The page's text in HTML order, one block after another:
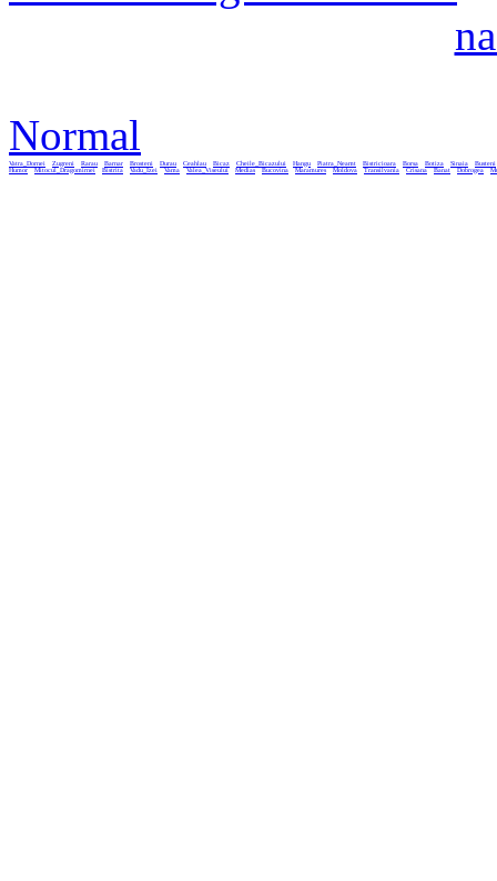
Normal
Vatra_Dornei Zugreni Rarau Barnar Brosteni Durau Ceahlau Bicaz Cheile_Bicazului Hangu Piatra_Neamt Bistricioara Borsa Botiza Sinaia
Busteni
Humor
Mitocul_Dragomirnei Bistrita Vadu_Izei Vama Valea_Viseului Medias Bucovina Maramures Moldova Transilvania Crisana Banat Dobrogea